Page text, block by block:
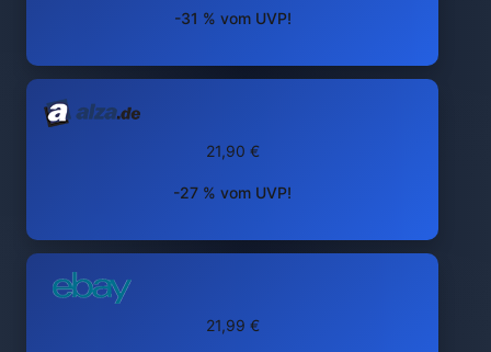
-31 % vom UVP!
21,90 €
-27 % vom UVP!
21,99 €